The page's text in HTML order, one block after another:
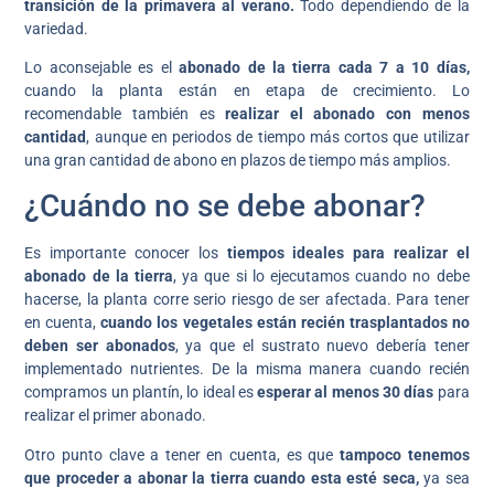
transición de la primavera al verano. Todo dependiendo de la
variedad.
Lo aconsejable es el abonado de la tierra cada 7 a 10 días,
cuando la planta están en etapa de crecimiento. Lo
recomendable también esrealizar el abonado con menos
cantidad, aunque en periodos de tiempo más cortos que utilizar
una gran cantidad de abono en plazos de tiempo más amplios.
¿Cuándo no se debe abonar?
Es importante conocer lostiempos ideales para realizar el
abonado de la tierra, ya que si lo ejecutamos cuando no debe
hacerse, la planta corre serio riesgo de ser afectada. Para tener
en cuenta,cuando los vegetales están recién trasplantados no
deben ser abonados, ya que el sustrato nuevo debería tener
implementado nutrientes. De la misma manera cuando recién
compramos un plantín, lo ideal esesperar al menos 30 días para
realizar el primer abonado.
Otro punto clave a tener en cuenta, es que tampoco tenemos
que proceder a abonar la tierra cuando esta esté seca,ya sea